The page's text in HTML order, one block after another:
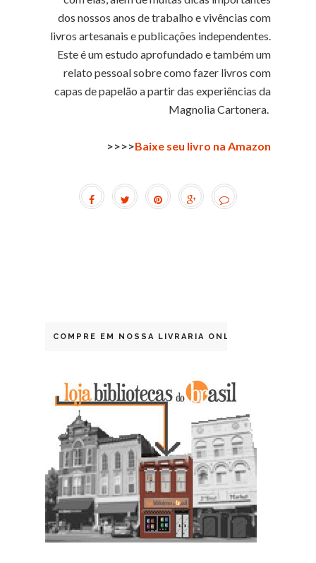
dos nossos anos de trabalho e vivências com
livros artesanais e publicações independentes.
Este é um estudo aprofundado e também um
relato pessoal sobre como fazer livros com
capas de papelão a partir das experiências da
Magnolia Cartonera.
>>>>Baixe seu livro na Amazon
COMPRE EM NOSSA LIVRARIA ONLINE